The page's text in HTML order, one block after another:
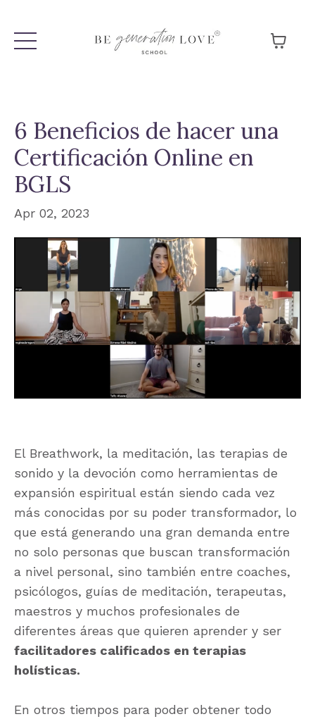
6 Beneficios de hacer una
Certificación Online en
BGLS
Apr 02, 2023
El Breathwork, la meditación, las terapias de
sonido y la devoción como herramientas de
expansión espiritual están siendo cada vez
más conocidas por su poder transformador, lo
que está generando una gran demanda entre
no solo personas que buscan transformación
a nivel personal, sino también entre coaches,
psicólogos, guías de meditación, terapeutas,
maestros y muchos profesionales de
diferentes áreas que quieren aprender y ser
facilitadores calificados en terapias
holísticas.
En otros tiempos para poder obtener todo